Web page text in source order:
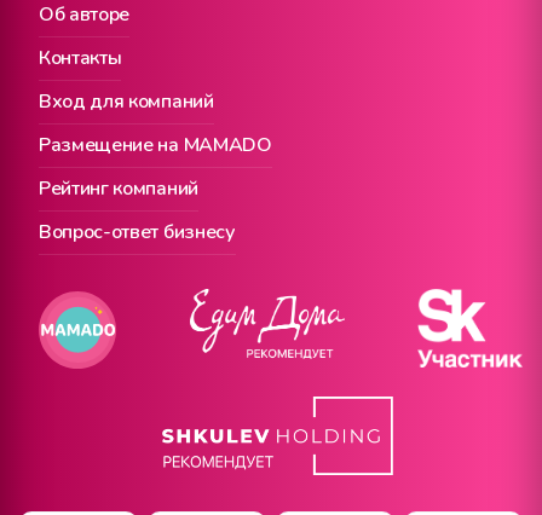
Вход для компаний
Размещение на MAMADO
Об авторе
Рейтинг компаний
Контакты
Вопрос-ответ бизнесу